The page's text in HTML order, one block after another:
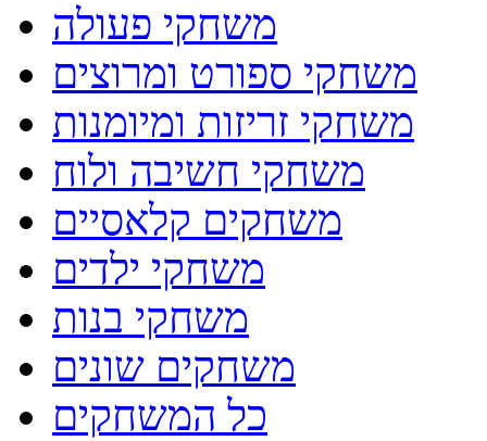
משחקי פעולה
משחקי ספורט ומרוצים
משחקי זריזות ומיומנות
משחקי חשיבה ולוח
משחקים קלאסיים
משחקי ילדים
משחקי בנות
משחקים שונים
כל המשחקים